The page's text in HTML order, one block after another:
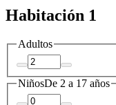
Habitación 1
Adultos
NiñosDe 2 a 17 años